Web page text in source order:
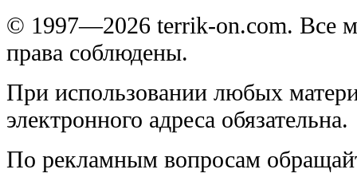
© 1997—2026 terrik-on.com. Все
права соблюдены.
При использовании любых
электронного адреса обязательна.
По рекламным вопросам